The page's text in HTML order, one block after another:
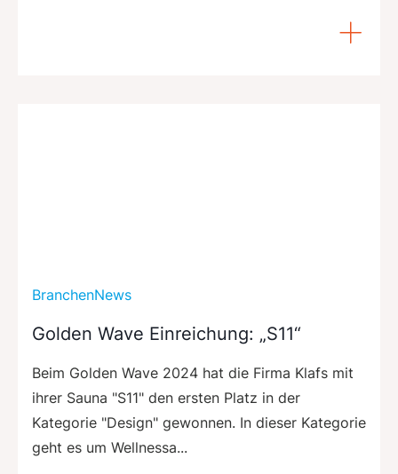
BranchenNews
Golden Wave Einreichung: „S11“
Beim Golden Wave 2024 hat die Firma Klafs mit
ihrer Sauna "S11" den ersten Platz in der
Kategorie "Design" gewonnen. In dieser Kategorie
geht es um Wellnessa...